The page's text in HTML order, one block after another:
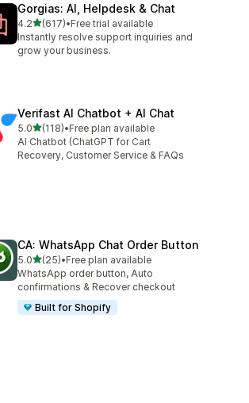
Gorgias: AI, Helpdesk & Chat
4.2滿分 5 顆星
(617)
共有 617 則評價
•Free trial available
Instantly resolve support inquiries and
grow your business.
Verifast AI Chatbot + AI Chat
5.0滿分 5 顆星
(118)
共有 118 則評價
•Free plan available
AI Chatbot (ChatGPT for Cart
Recovery, Customer Service & FAQs
CA: WhatsApp Chat Order Button
5.0滿分 5 顆星
(25)
共有 25 則評價
•Free plan available
WhatsApp order button, Auto
confirmations & Recover checkout
Built for Shopify